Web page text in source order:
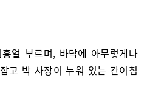
얼 부르며, 바닥에 아무렇게나
고 박 사장이 누워 있는 간이침